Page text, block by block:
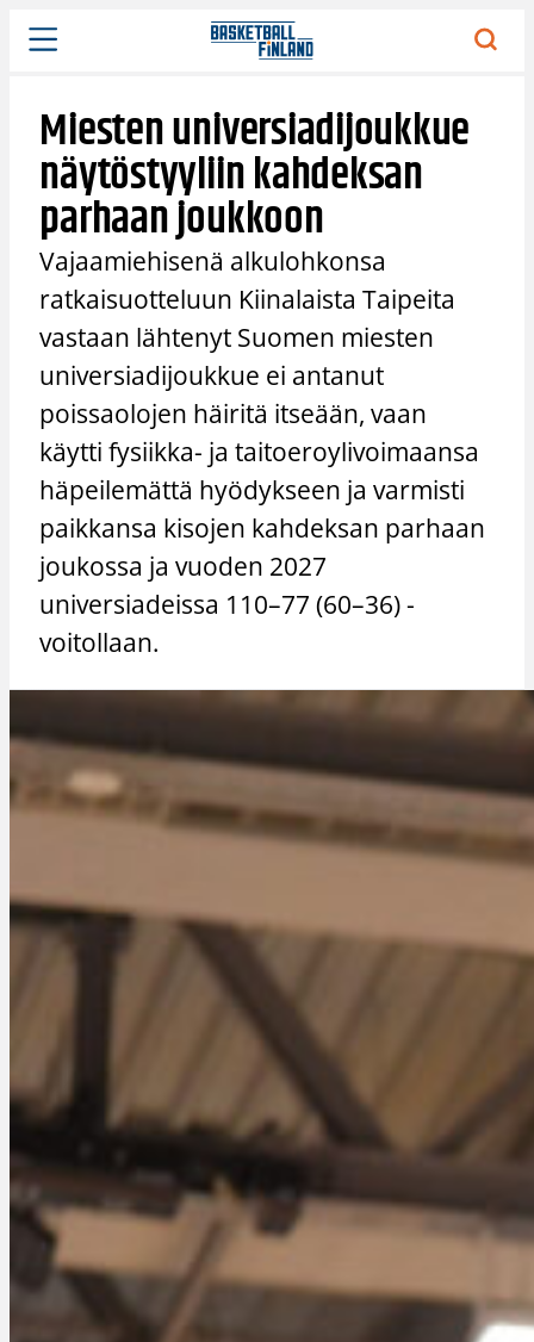
Siirry
sisältöön
Miesten universiadijoukkue
näytöstyyliin kahdeksan
parhaan joukkoon
Vajaamiehisenä alkulohkonsa
ratkaisuotteluun Kiinalaista Taipeita
vastaan lähtenyt Suomen miesten
universiadijoukkue ei antanut
poissaolojen häiritä itseään, vaan
käytti fysiikka- ja taitoeroylivoimaansa
häpeilemättä hyödykseen ja varmisti
paikkansa kisojen kahdeksan parhaan
joukossa ja vuoden 2027
universiadeissa 110–77 (60–36) -
voitollaan.